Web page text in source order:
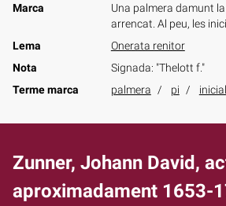
Marca
Una palmera damunt
arrencat. Al peu, les
Lema
Onerata renitor
Nota
Signada: "Thelott f."
Terme marca
palmera pi inicial
Zunner, Johann David,
aproximadament 1653-